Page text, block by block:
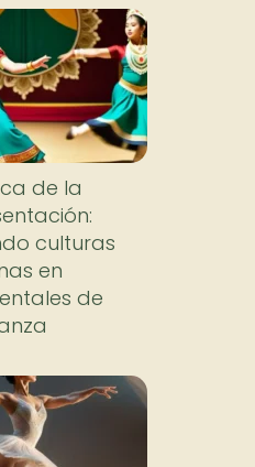
de la
culturas
en
de